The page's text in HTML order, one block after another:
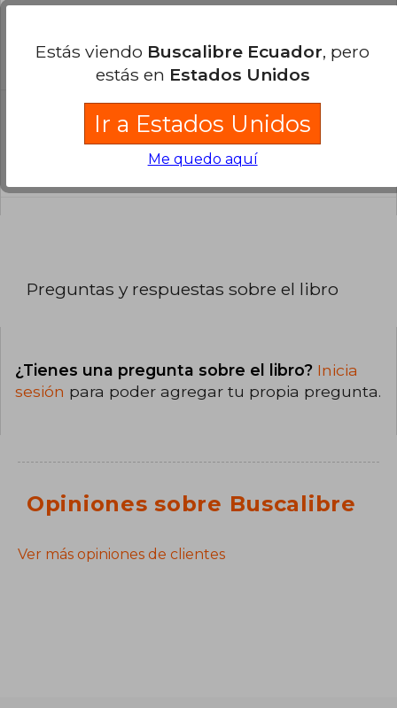
Todos los libros de nuestro
catálogo son Originales.
¿Cuál es la encuadernación de este libro?
La encuadernación de esta edición es Tapa
Preguntas y respuestas sobre el libro
¿Tienes una pregunta sobre el libro? Inicia
sesión para poder agregar tu propia pregunta.
Opiniones sobre Buscalibre
Ver más opiniones de clientes
Estás viendo Buscalibre Ecuador, pero
estás en Estados Unidos
Ir a Estados Unidos
Me quedo aquí